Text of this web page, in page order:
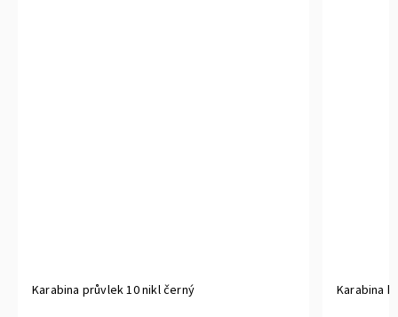
Karabina průvlek 10 nikl černý Karabina